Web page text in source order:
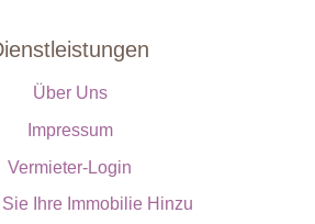
Über Uns
Impressum
Vermieter-Login
Ihre Immobilie Hinzu